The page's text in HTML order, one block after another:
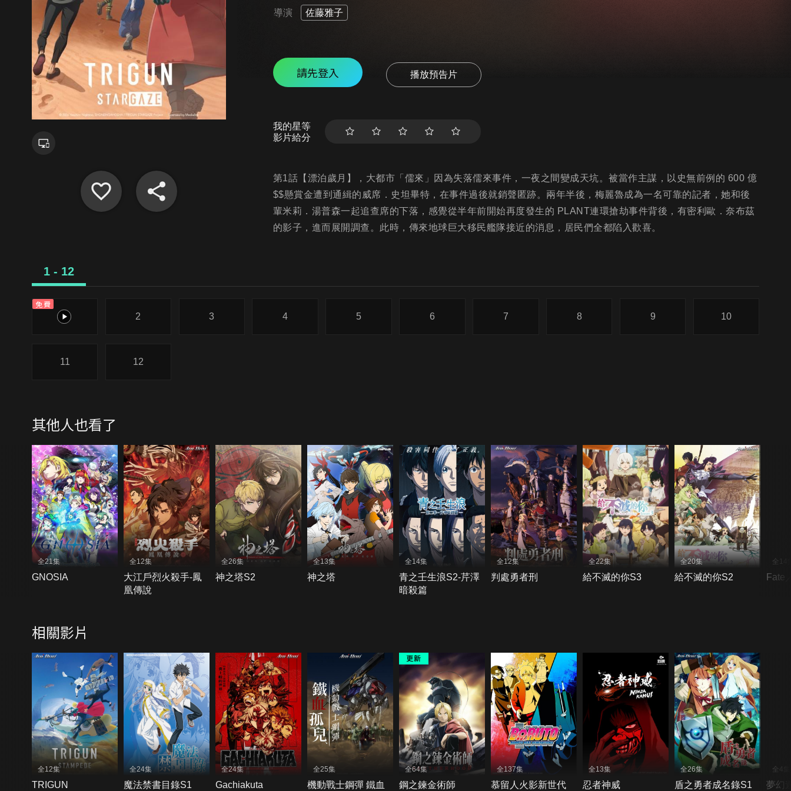
導演 佐藤雅子
請先登入 播放預告片
我的星等
影片給分
第1話【漂泊歲月】，大都市「儒來」因為失落儒來事件，一夜之間變成天坑。被當作主謀，以史無前例的 600 億
$$懸賞金遭到通緝的威席．史坦畢特，在事件過後就銷聲匿跡。兩年半後，梅麗魯成為一名可靠的記者，她和後
輩米莉．湯普森一起追查席的下落，感覺從半年前開始再度發生的 PLANT連環搶劫事件背後，有密利歐．奈布茲
的影子，進而展開調查。此時，傳來地球巨大移民艦隊接近的消息，居民們全都陷入歡喜。
1 - 12
免費
1
2 3 4 5 6 7 8 9 10
11 12
其他人也看了
全21集
GNOSIA
全12集
大江戶烈火殺手-鳳
凰傳說
全26集
神之塔S2
全13集
神之塔
全14集
青之壬生浪S2-芹澤
暗殺篇
全12集
判處勇者刑
全22集
給不滅的你S3
全20集
給不滅的你S2
全14
Fate
相關影片
全12集
TRIGUN
全24集
魔法禁書目錄S1
全24集
Gachiakuta
全25集
機動戰士鋼彈 鐵血
全64集
鋼之鍊金術師
全137集
慕留人火影新世代
全13集
忍者神威
全26集
盾之勇者成名錄S1
全4集
夢幻